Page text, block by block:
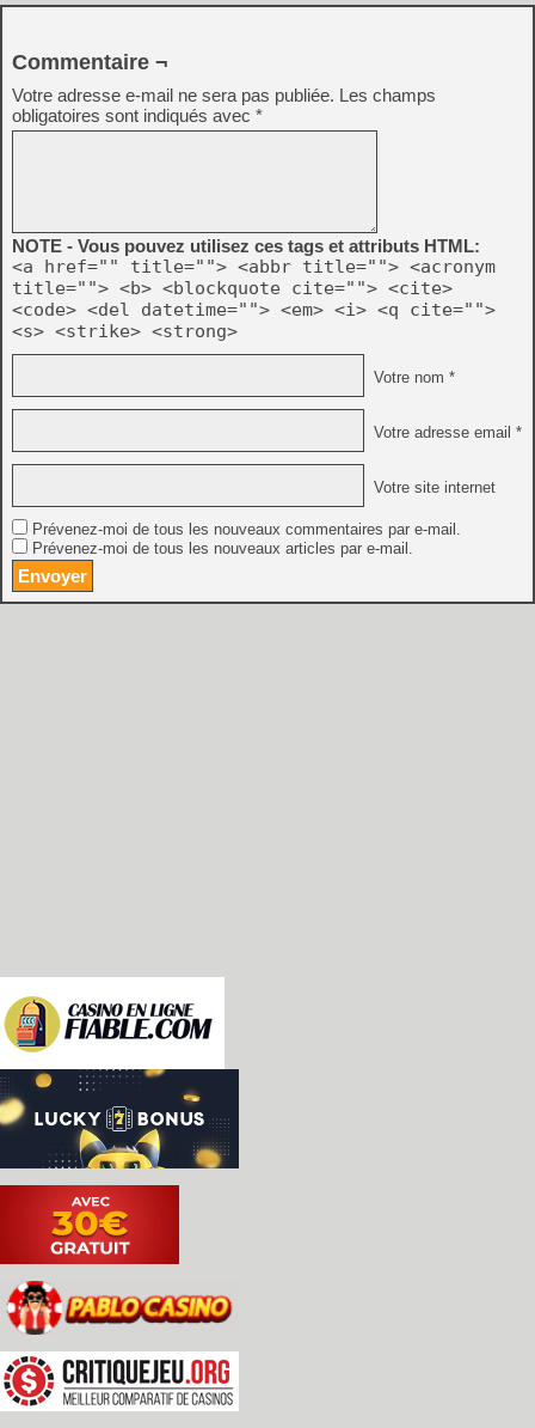
Commentaire ¬
Votre adresse e-mail ne sera pas publiée. Les champs
obligatoires sont indiqués avec *
NOTE - Vous pouvez utilisez ces tags et attributs HTML:
<a href="" title=""> <abbr title=""> <acronym
title=""> <b> <blockquote cite=""> <cite>
<code> <del datetime=""> <em> <i> <q cite="">
<s> <strike> <strong>
Votre nom *
Votre adresse email *
Votre site internet
Prévenez-moi de tous les nouveaux commentaires par e-mail.
Prévenez-moi de tous les nouveaux articles par e-mail.